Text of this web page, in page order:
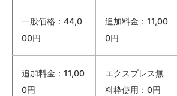
一般価格：44,0
00円
追加料金：11,00
0円
追加料金：11,00
0円
エクスプレス無
料枠使用：0円